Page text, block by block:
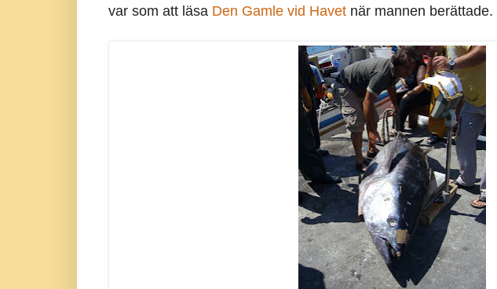
var som att läsa Den Gamle vid Havetnär mannen berättade.